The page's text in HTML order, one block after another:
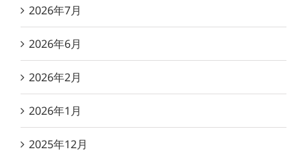
2026年7月
2026年6月
2026年2月
2026年1月
2025年12月